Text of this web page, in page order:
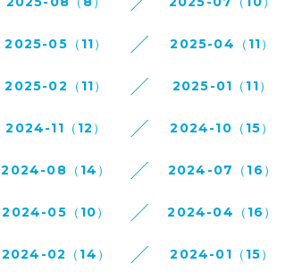
2025-05（11） 2025-04（11）
2025-02（11） 2025-01（11）
2024-11（12） 2024-10（15）
2024-08（14） 2024-07（16）
2024-05（10） 2024-04（16）
2024-02（14） 2024-01（15）